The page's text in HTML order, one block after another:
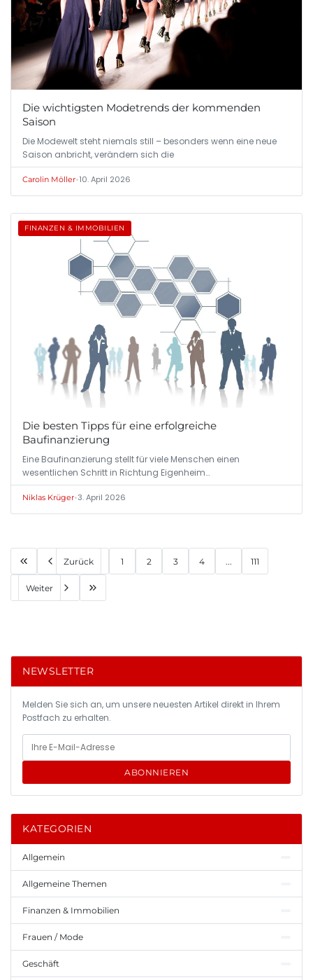
Die wichtigsten Modetrends der kommenden
Saison
Die Modewelt steht niemals still – besonders wenn eine neue
Saison anbricht, verändern sich die
Carolin Möller•10. April 2026
FINANZEN & IMMOBILIEN
Die besten Tipps für eine erfolgreiche
Baufinanzierung
Eine Baufinanzierung stellt für viele Menschen einen
wesentlichen Schritt in Richtung Eigenheim…
Niklas Krüger•3. April 2026
Zurück 1 2 3 4 ... 111
Weiter
NEWSLETTER
Melden Sie sich an, um unsere neuesten Artikel direkt in Ihrem
Postfach zu erhalten.
ABONNIEREN
KATEGORIEN
Allgemein
Allgemeine Themen
Finanzen & Immobilien
Frauen / Mode
Geschäft